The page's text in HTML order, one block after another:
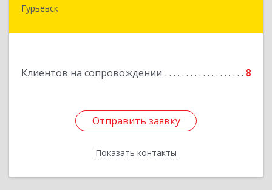
Гурьевск
Клиентов на сопровождении 8
Отправить заявку
Показать контакты
238300 Калининградская обл, Гурьевск г,
Отправить заявку
Назад